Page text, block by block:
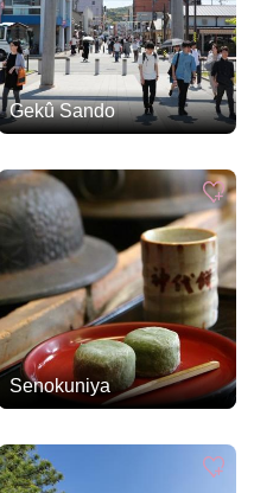
Gekû Sando
Senokuniya